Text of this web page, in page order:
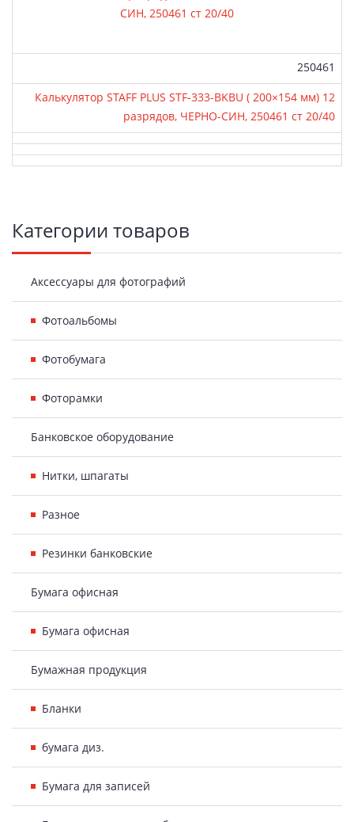
Артикул:
250461
Калькулятор STAFF PLUS STF-333-BKBU ( 200×154 мм) 12
разрядов, ЧЕРНО-СИН, 250461 ст 20/40
Боковая
панель
Категории товаров
Аксессуары для фотографий
Фотоальбомы
Фотобумага
Фоторамки
Банковское оборудование
Нитки, шпагаты
Разное
Резинки банковские
Бумага офисная
Бумага офисная
Бумажная продукция
Бланки
бумага диз.
Бумага для записей